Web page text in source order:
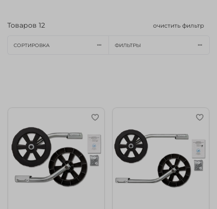
Товаров 12 очистить фильтр
СОРТИРОВКА ФИЛЬТРЫ